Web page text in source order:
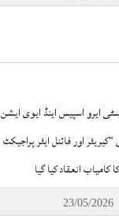
ایرو اسپیس اینڈ ایوی ایشن
اور فائنل ایئر پراجیکٹ
23/05/2026